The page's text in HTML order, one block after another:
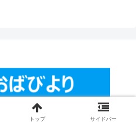
ばびより.
トップ サイドバー